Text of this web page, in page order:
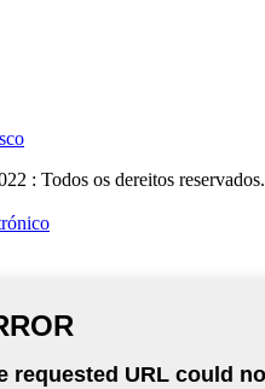
: Todos os dereitos reservados.